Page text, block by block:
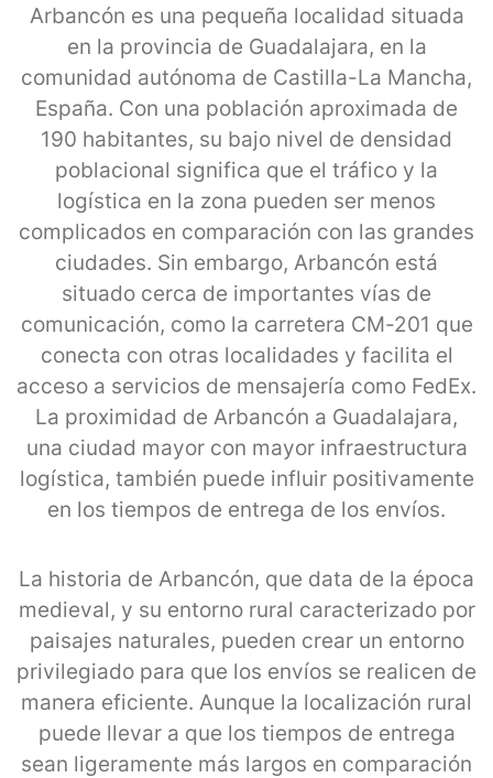
Arbancón es una pequeña localidad situada
en la provincia de Guadalajara, en la
comunidad autónoma de Castilla-La Mancha,
España. Con una población aproximada de
190 habitantes, su bajo nivel de densidad
poblacional significa que el tráfico y la
logística en la zona pueden ser menos
complicados en comparación con las grandes
ciudades. Sin embargo, Arbancón está
situado cerca de importantes vías de
comunicación, como la carretera CM-201 que
conecta con otras localidades y facilita el
acceso a servicios de mensajería como FedEx.
La proximidad de Arbancón a Guadalajara,
una ciudad mayor con mayor infraestructura
logística, también puede influir positivamente
en los tiempos de entrega de los envíos.
La historia de Arbancón, que data de la época
medieval, y su entorno rural caracterizado por
paisajes naturales, pueden crear un entorno
privilegiado para que los envíos se realicen de
manera eficiente. Aunque la localización rural
puede llevar a que los tiempos de entrega
sean ligeramente más largos en comparación